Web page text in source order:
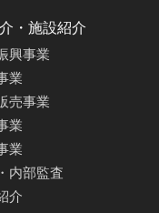
・施設紹介
興事業
業
売事業
業
業
内部監査
介